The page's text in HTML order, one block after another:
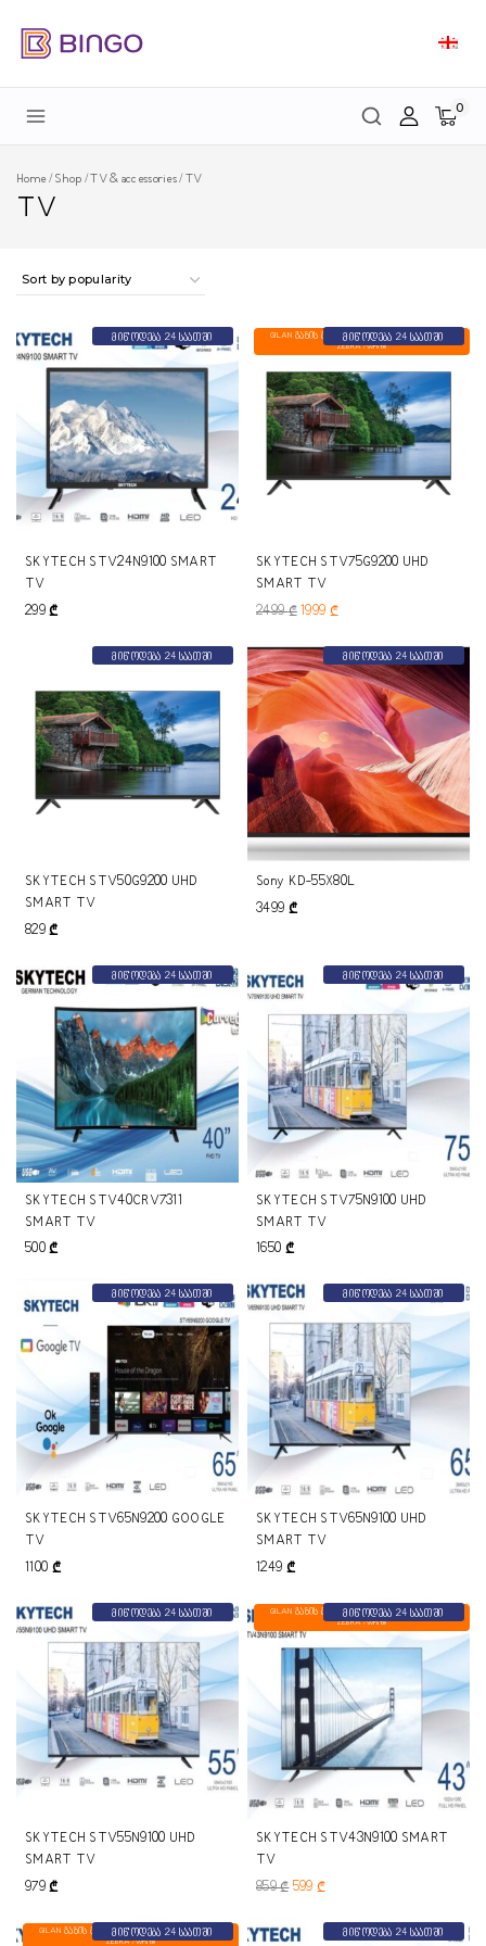
0
Home / Shop /TV & accessories/ TV
TV
მიწოდება 24 საათში
SKYTECH STV24N9100 SMART
TV
299₾
GILAN გაზის გამათბობელი GDS-703-C BEYAZ
ZEBRA /white
მიწოდება 24 საათში
SKYTECH STV75G9200 UHD
SMART TV
2499₾ 1999 ₾
მიწოდება 24 საათში
SKYTECH STV50G9200 UHD
SMART TV
829₾
მიწოდება 24 საათში
Sony KD-55X80L
3499 ₾
მიწოდება 24 საათში
SKYTECH STV40CRV7311
SMART TV
500₾
მიწოდება 24 საათში
SKYTECH STV75N9100 UHD
SMART TV
1650 ₾
მიწოდება 24 საათში
SKYTECH STV65N9200 GOOGLE
TV
1100 ₾
მიწოდება 24 საათში
SKYTECH STV65N9100 UHD
SMART TV
1249 ₾
მიწოდება 24 საათში
SKYTECH STV55N9100 UHD
SMART TV
979₾
GILAN გაზის გამათბობელი GDS-703-C BEYAZ
ZEBRA /white
მიწოდება 24 საათში
SKYTECH STV43N9100 SMART
TV
859₾ 599₾
GILAN გაზის გამათბობელი GDS-703-C BEYAZ
ZEBRA /white
მიწოდება 24 საათში მიწოდება 24 საათში